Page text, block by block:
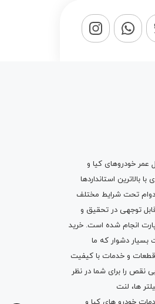
عمر خودروهای کیا و
استانداردها
دوام تحت شرایط مختلف
توجهی در تحقیق و
انجام شده است. خرید
دشوار که ما
قطعات و خدمات با کیفیت
نقص را برای شما در نظر
ها، لنت